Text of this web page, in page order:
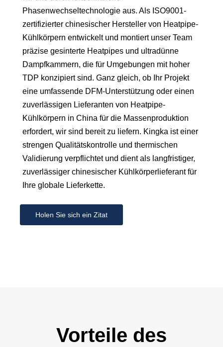
Phasenwechseltechnologie aus. Als ISO9001-
zertifizierter chinesischer Hersteller von Heatpipe-
Kühlkörpern entwickelt und montiert unser Team
präzise gesinterte Heatpipes und ultradünne
Dampfkammern, die für Umgebungen mit hoher
TDP konzipiert sind. Ganz gleich, ob Ihr Projekt
eine umfassende DFM-Unterstützung oder einen
zuverlässigen Lieferanten von Heatpipe-
Kühlkörpern in China für die Massenproduktion
erfordert, wir sind bereit zu liefern. Kingka ist einer
strengen Qualitätskontrolle und thermischen
Validierung verpflichtet und dient als langfristiger,
zuverlässiger chinesischer Kühlkörperlieferant für
Ihre globale Lieferkette.
Holen Sie sich ein Zitat
Vorteile des